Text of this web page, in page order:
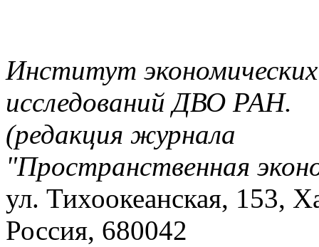
Институт экономических
исследований ДВО РАН.
(редакция журнала
"Пространственная
ул. Тихоокеанская, 153,
Россия, 680042